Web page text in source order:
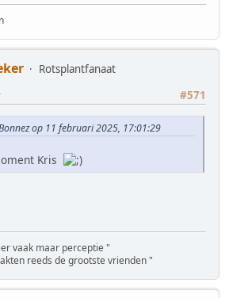
Rotsplantfanaat
#571
op 11 februari 2025, 17:01:29
Kris
vaak maar perceptie "
reeds de grootste vrienden "